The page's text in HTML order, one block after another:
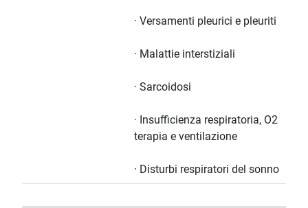
· Versamenti pleurici e pleuriti
· Malattie interstiziali
· Sarcoidosi
· Insufficienza respiratoria, O2
terapia e ventilazione
· Disturbi respiratori del sonno